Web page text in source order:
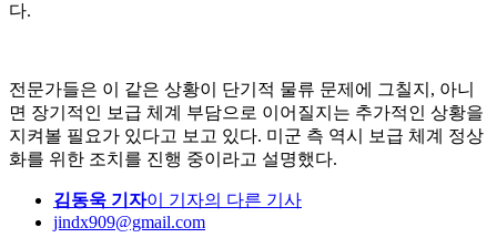
다.
전문가들은 이 같은 상황이 단기적 물류 문제에 그칠지, 아니
면 장기적인 보급 체계 부담으로 이어질지는 추가적인 상황을
지켜볼 필요가 있다고 보고 있다. 미군 측 역시 보급 체계 정상
화를 위한 조치를 진행 중이라고 설명했다.
김동욱 기자이 기자의 다른 기사
jindx909@gmail.com